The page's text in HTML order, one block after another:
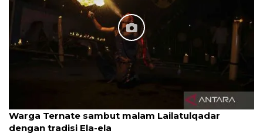
Warga Ternate sambut malam Lailatulqadar
dengan tradisi Ela-ela